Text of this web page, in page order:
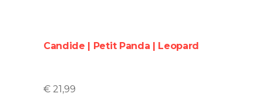
Candide | Petit Panda | Leopard
€ 21,99